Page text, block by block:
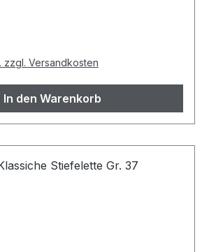
zzgl. Versandkosten
In den Warenkorb